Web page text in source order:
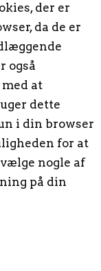
der er
da de er
også
at
dette
i din browser
for at
nogle af
på din